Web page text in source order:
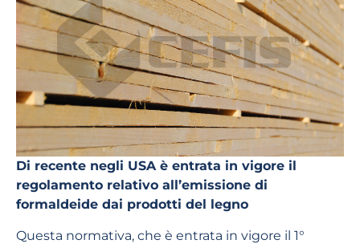
Di recente negli USA è entrata in vigore il
regolamento relativo all’emissione di
formaldeide dai prodotti del legno
Questa normativa, che è entrata in vigore il 1°